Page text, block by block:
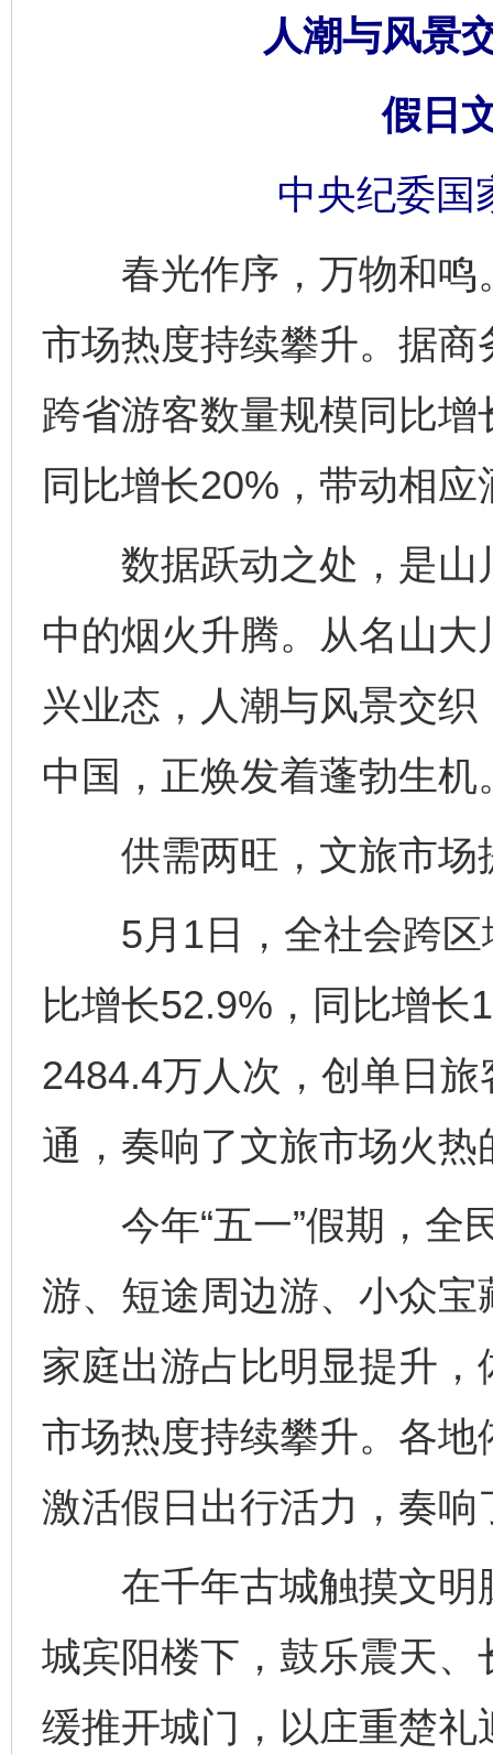
人潮与风景
假日
中央纪委国
春光作序，万物和鸣
市场热度持续攀升。据
跨省游客数量规模同比
同比增长20%，带动相
数据跃动之处，是山
中的烟火升腾。从名山
兴业态，人潮与风景交
中国，正焕发着蓬勃生机
供需两旺，文旅市场
5月1日，全社会跨区
比增长52.9%，同比增长
2484.4万人次，创单日
通，奏响了文旅市场火热
今年“五一”假期，全
游、短途周边游、小众
家庭出游占比明显提升
市场热度持续攀升。各
激活假日出行活力，奏响
在千年古城触摸文明
城宾阳楼下，鼓乐震天
缓推开城门，以庄重楚